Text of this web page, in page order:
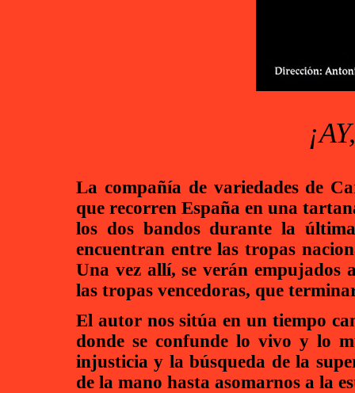
La compañía de variedades de
que recorren España en una
los dos bandos durante la
encuentran entre las tropas
Una vez allí, se verán
las tropas vencedoras, que
El autor nos sitúa en un tiempo
donde se confunde lo vivo y lo
injusticia y la búsqueda de la
de la mano hasta asomarnos a la